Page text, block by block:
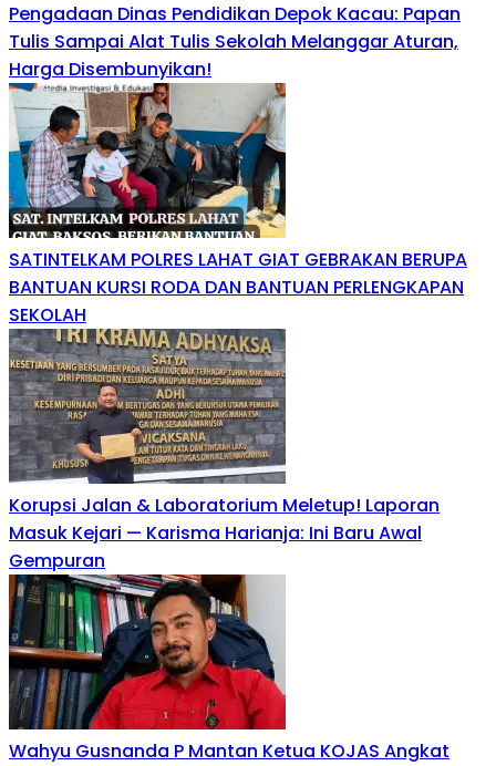
Pengadaan Dinas Pendidikan Depok Kacau: Papan
Tulis Sampai Alat Tulis Sekolah Melanggar Aturan,
Harga Disembunyikan!
SATINTELKAM POLRES LAHAT GIAT GEBRAKAN BERUPA
BANTUAN KURSI RODA DAN BANTUAN PERLENGKAPAN
SEKOLAH
Korupsi Jalan & Laboratorium Meletup! Laporan
Masuk Kejari — Karisma Harianja: Ini Baru Awal
Gempuran
Wahyu Gusnanda P Mantan Ketua KOJAS Angkat